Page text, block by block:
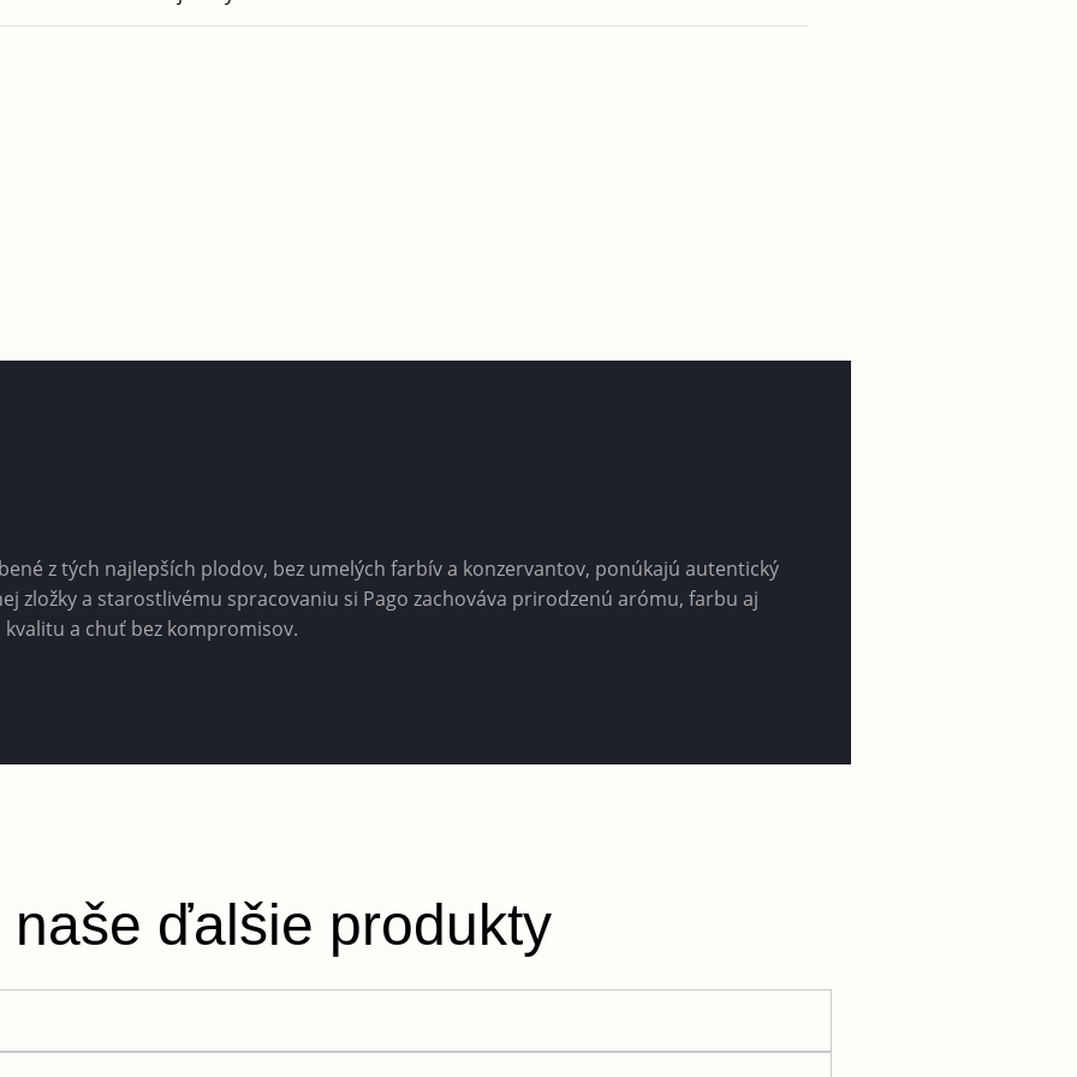
z tých najlepších plodov, bez umelých farbív a konzervantov, ponúkajú autentický
zložky a starostlivému spracovaniu si Pago zachováva prirodzenú arómu, farbu aj
a chuť bez kompromisov.
ďalšie produkty